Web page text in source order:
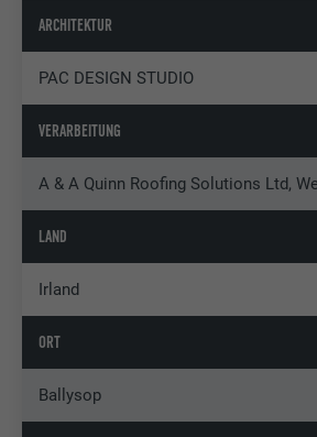
ARCHITEKTUR
PAC DESIGN STUDIO
VERARBEITUNG
A & A Quinn Roofing Solutions Ltd,
LAND
Irland
ORT
Ballysop